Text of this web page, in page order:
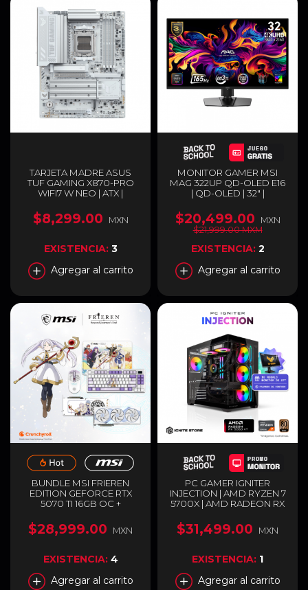
TARJETA MADRE ASUS
TUF GAMING X870-PRO
WIFI7 W NEO | ATX |
AMD X870 | DDR5 (HASTA
256GB) | HDMI / USB-C |
BLANCO | TUF GAMING
X870-PRO WIFI7 W NEO
$8,299.00 MXN
EXISTENCIA: 3
Agregar al carrito
MONITOR GAMER MSI
MAG 322UP QD-OLED E16
| QD-OLED | 32" |
FREESYNC | 165HZ | HDMI |
DISPLAYPORT | NEGRO |
MAG 322UP QD-OLED E16
$20,499.00
MXN
$21,999.00 MXM
EXISTENCIA: 2
Agregar al carrito
BUNDLE MSI FRIEREN
EDITION GEFORCE RTX
5070 TI 16GB OC +
MOUSEPAD GAMER |
GDDR7 | EDICIÓN
$28,999.00 MXN
EXISTENCIA: 4
Agregar al carrito
PC GAMER IGNITER
INJECTION | AMD RYZEN 7
5700X | AMD RADEON RX
DDR4 | SSD 1TB M.2 +
MONITOR DE 27" DE
CONTADO
$31,499.00 MXN
EXISTENCIA: 1
Agregar al carrito